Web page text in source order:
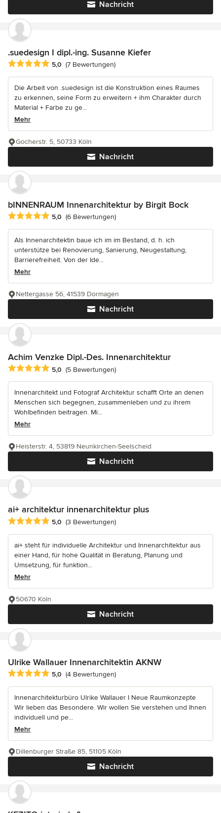
Nachricht
.suedesign I dipl.-ing. Susanne Kiefer
Durchschnittliche Bewertung: 5 von 5 Sternen
5,0 (7 Bewertungen)
Die Arbeit von .suedesign ist die Konstruktion eines Raumes
zu erkennen, seine Form zu erweitern + ihm Charakter durch
Material + Farbe zu ge...
Mehr
Nachricht
Gocherstr. 5, 50733 Köln
bINNENRAUM Innenarchitektur by Birgit Bock
Durchschnittliche Bewertung: 5 von 5 Sternen
5,0 (6 Bewertungen)
Als Innenarchitektin baue ich im im Bestand, d. h. ich
unterstütze bei Renovierung, Sanierung, Neugestaltung,
Barrierefreiheit. Von der Ide...
Mehr
Nachricht
Nettergasse 56, 41539 Dormagen
Achim Venzke Dipl.-Des. Innenarchitektur
Durchschnittliche Bewertung: 5 von 5 Sternen
5,0 (5 Bewertungen)
Innenarchitekt und Fotograf Architektur schafft Orte an denen
Menschen sich begegnen, zusammenleben und zu ihrem
Wohlbefinden beitragen. Mi...
Mehr
Nachricht
Heisterstr. 4, 53819 Neunkirchen-Seelscheid
ai+ architektur innenarchitektur plus
Durchschnittliche Bewertung: 5 von 5 Sternen
5,0 (3 Bewertungen)
ai+ steht für individuelle Architektur und Innenarchitektur aus
einer Hand, für hohe Qualität in Beratung, Planung und
Umsetzung, für funktion...
Mehr
Nachricht
50670 Köln
Ulrike Wallauer Innenarchitektin AKNW
Durchschnittliche Bewertung: 5 von 5 Sternen
5,0 (4 Bewertungen)
Innenarchitekturbüro Ulrike Wallauer I Neue Raumkonzepte
Wir lieben das Besondere. Wir wollen Sie verstehen und Ihnen
individuell und pe...
Mehr
Nachricht
Dillenburger Straße 85, 51105 Köln